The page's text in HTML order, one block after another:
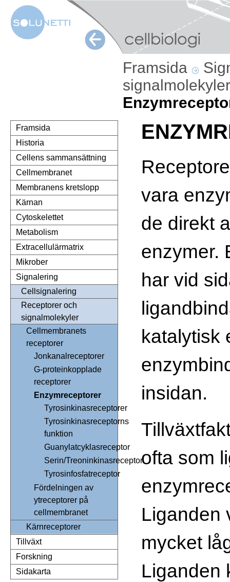
Framsida
Framsida
Historia
Cellens sammansättning
Cellmembranet
Membranens kretslopp
Kärnan
Cytoskelettet
Metabolism
Extracellulärmatrix
Mikrober
Signalering
Cellsignalering
Receptorer och
signalmolekyler
Cellmembranets
receptorer
Jonkanalreceptorer
G-proteinkopplade
receptorer
Enzymreceptorer
Tyrosinkinasreceptorer
Tyrosinkinasreceptorns
funktion
Guanylatcyklasreceptor
Serin/Treoninkinasreceptor
Tyrosinfosfatreceptor
Fördelningen av
ytreceptorer på
cellmembranet
Kärnreceptorer
Tillväxt
Forskning
Sidakarta
vara
de direkt
enzymer.
har vid
katalytisk
insidan.
ofta som
Liganden
mycket
Liganden